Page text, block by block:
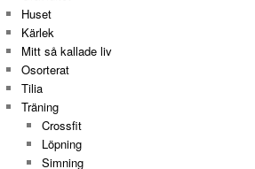
Huset
Kärlek
Mitt så kallade liv
Osorterat
Tilia
Träning
Crossfit
Löpning
Simning